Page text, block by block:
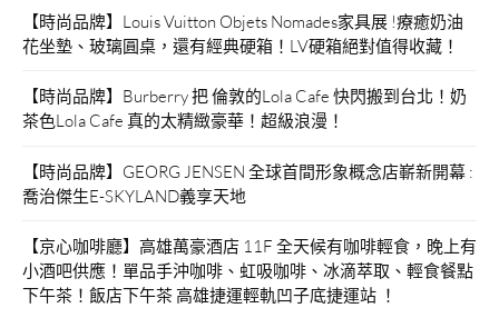
【時尚品牌】Louis Vuitton Objets Nomades家具展 !療癒奶油
花坐墊、玻璃圓桌，還有經典硬箱！LV硬箱絕對值得收藏！
【時尚品牌】Burberry 把 倫敦的Lola Cafe 快閃搬到台北！奶
茶色Lola Cafe 真的太精緻豪華！超級浪漫！
【時尚品牌】GEORG JENSEN 全球首間形象概念店嶄新開幕 :
喬治傑生E-SKYLAND義享天地
【京心咖啡廳】高雄萬豪酒店 11F 全天候有咖啡輕食，晚上有
小酒吧供應！單品手沖咖啡、虹吸咖啡、冰滴萃取、輕食餐點
下午茶！飯店下午茶 高雄捷運輕軌凹子底捷運站 ！